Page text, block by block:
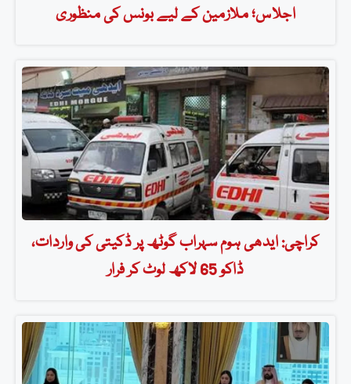
اجلاس؛ ملازمین کے لیے بونس کی منظوری
کراچی: ایدھی ہوم سہراب گوٹھ پر ڈکیتی کی واردات،
ڈاکو 65 لاکھ لوٹ کر فرار